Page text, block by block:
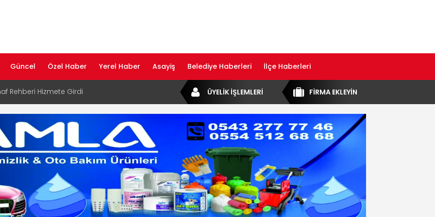
Güncel Özel Haber Yerel Haber Asayiş Belediye Haberleri İlçe Haberleri
Rehberi Hizmete Girdi
Yayın Hayatına Başladı | Hızlı ve Akıllı
Dijital Devrim: Rota Sepetim
Bölge Müdürü Makam Koltuğunu
Rehberi ile Google ve Yapay Zeka
Öne Çıkın
FİRMA EKLEYİN
ÜYELİK İŞLEMLERİ